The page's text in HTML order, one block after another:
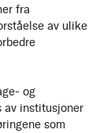
fra
av ulike
og
av institusjoner
som